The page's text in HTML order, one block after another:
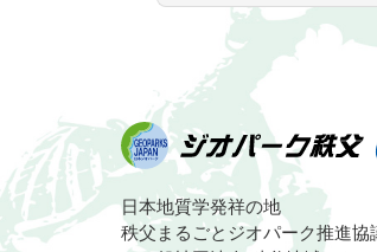
ツ
本
文
の
先
先
頭
へ
戻
る
ジオパーク秩
日本地質学発祥の地
秩父まるごとジオパーク推進協